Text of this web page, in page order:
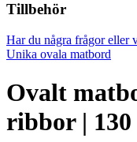
Tillbehör
Har du några frågor eller
Unika ovala matbord
Ovalt
ribbor | 130